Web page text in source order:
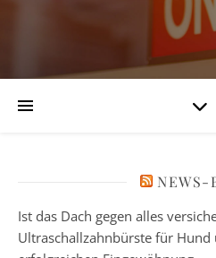
NEWS-
Ist das Dach gegen alles
Ultraschallzahnbürste für Hund